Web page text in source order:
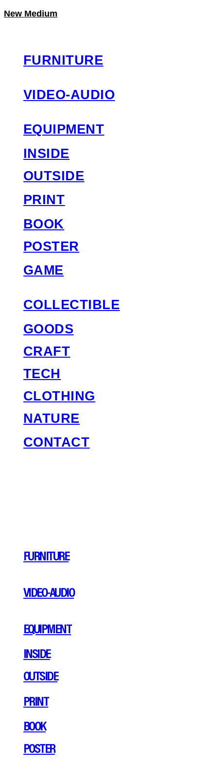
New Medium
FURNITURE
VIDEO-AUDIO
EQUIPMENT
INSIDE
OUTSIDE
PRINT
BOOK
POSTER
GAME
COLLECTIBLE
GOODS
CRAFT
TECH
CLOTHING
NATURE
CONTACT
FURNITURE
VIDEO-AUDIO
EQUIPMENT
INSIDE
OUTSIDE
PRINT
BOOK
POSTER